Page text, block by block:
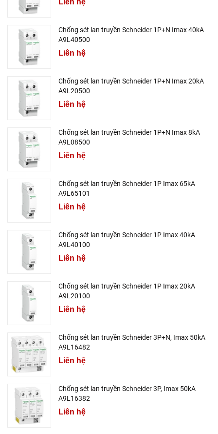
Liên hệ
Chống sét lan truyền Schneider 1P+N Imax 40kA
A9L40500
Liên hệ
Chống sét lan truyền Schneider 1P+N Imax 20kA
A9L20500
Liên hệ
Chống sét lan truyền Schneider 1P+N Imax 8kA
A9L08500
Liên hệ
Chống sét lan truyền Schneider 1P Imax 65kA
A9L65101
Liên hệ
Chống sét lan truyền Schneider 1P Imax 40kA
A9L40100
Liên hệ
Chống sét lan truyền Schneider 1P Imax 20kA
A9L20100
Liên hệ
Chống sét lan truyền Schneider 3P+N, Imax 50kA
A9L16482
Liên hệ
Chống sét lan truyền Schneider 3P, Imax 50kA
A9L16382
Liên hệ